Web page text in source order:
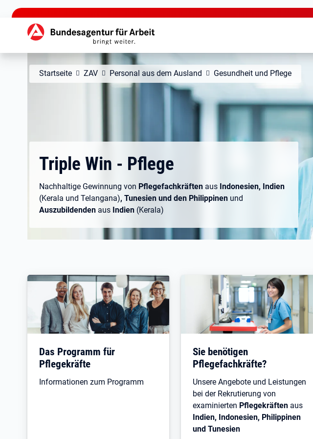
zu den Hauptinhalten springen
Hauptnavigation
Startseite ZAV Personal aus dem Ausland Gesundheit und Pflege
Triple Win - Pflege
Nachhaltige Gewinnung von Pflegefachkräften aus Indonesien, Indien
(Kerala und Telangana), Tunesien und den Philippinen und
Auszubildenden aus Indien (Kerala)
Das Programm für
Pflegekräfte
Informationen zum Programm
Sie benötigen
Pflegefachkräfte?
Unsere Angebote und Leistungen
bei der Rekrutierung von
examinierten Pflegekräften aus
Indien, Indonesien, Philippinen
und Tunesien